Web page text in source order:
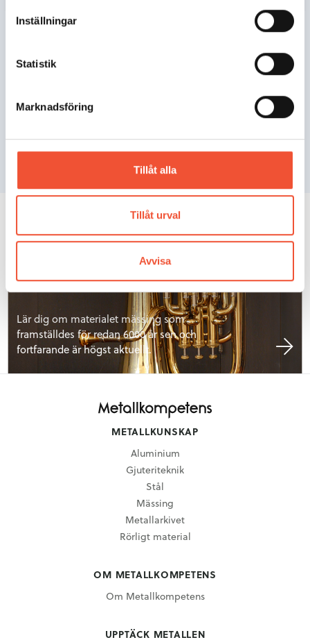
Inställningar
Statistik
Marknadsföring
Tillåt alla
Tillåt urval
Avvisa
och idag, hur det bearbetas och hur stålets
mångskiftande egenskaper uppstår och
Lär dig om materialet mässing som
framställdes för redan 6000 år sen och
fortfarande är högst aktuellt.
METALLKUNSKAP
Aluminium
Gjuteriteknik
Stål
Mässing
Metallarkivet
Rörligt material
OM METALLKOMPETENS
Om Metallkompetens
UPPTÄCK METALLEN